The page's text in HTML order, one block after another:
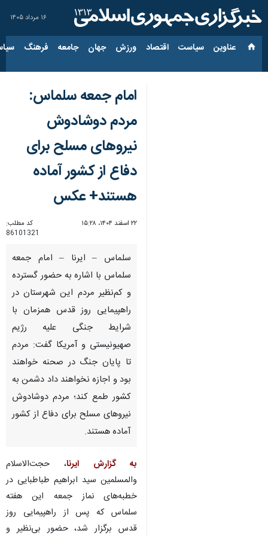
۱۶ مرداد ۱۴۰۵
عناوین‌ سیاست اقتصاد ورزش جهان جامعه فرهنگ
امام جمعه سلماس:
مردم دوشادوش
نیروهای مسلح برای
دفاع از کشور آماده
هستند+ عکس
۲۲ اسفند ۱۴۰۴، ۱۵:۲۸
کد مطلب:
86101321
سلماس – ایرنا – امام جمعه
سلماس با اشاره به حضور گسترده
و کم‌نظیر مردم این شهرستان در
راهپیمایی روز قدس همزمان با
شرایط جنگی علیه رژیم
صهیونیستی و آمریکا گفت: مردم
تا پایان جنگ در صحنه خواهند
بود و اجازه نخواهند داد دشمن به
کشور طمع کند؛ مردم دوشادوش
نیروهای مسلح برای دفاع از کشور
آماده هستند.
به گزارش ایرنا، حجت‌الاسلام
والمسلمین سید ابراهیم طباطبایی در
خطبه‌های نماز جمعه این هفته
سلماس که پس از راهپیمایی روز
قدس برگزار شد، حضور بی‌نظیر و